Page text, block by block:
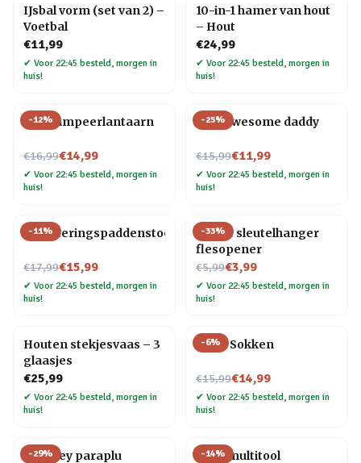
IJsbal vorm (set van 2) –
Voetbal
€11,99
✔ Voor 22:45 besteld, morgen in
huis!
10-in-1 hamer van hout
– Hout
€24,99
✔ Voor 22:45 besteld, morgen in
huis!
-12%
Led kampeerlantaarn
€16,99
Nu voor€14,99
✔ Voor 22:45 besteld, morgen in
huis!
-25%
Mok Awesome daddy
€15,99
Nu voor€11,99
✔ Voor 22:45 besteld, morgen in
huis!
-11%
Bewateringspaddenstoel
€17,99
Nu voor€15,99
✔ Voor 22:45 besteld, morgen in
huis!
-33%
Gitaar sleutelhanger
flesopener
€5,99
Nu voor€3,99
✔ Voor 22:45 besteld, morgen in
huis!
Houten stekjesvaas – 3
glaasjes
€25,99
✔ Voor 22:45 besteld, morgen in
huis!
-6%
Pizza Sokken
€15,99
Nu voor€14,99
✔ Voor 22:45 besteld, morgen in
huis!
-29%
Whiskey paraplu -14%
Fiets multitool